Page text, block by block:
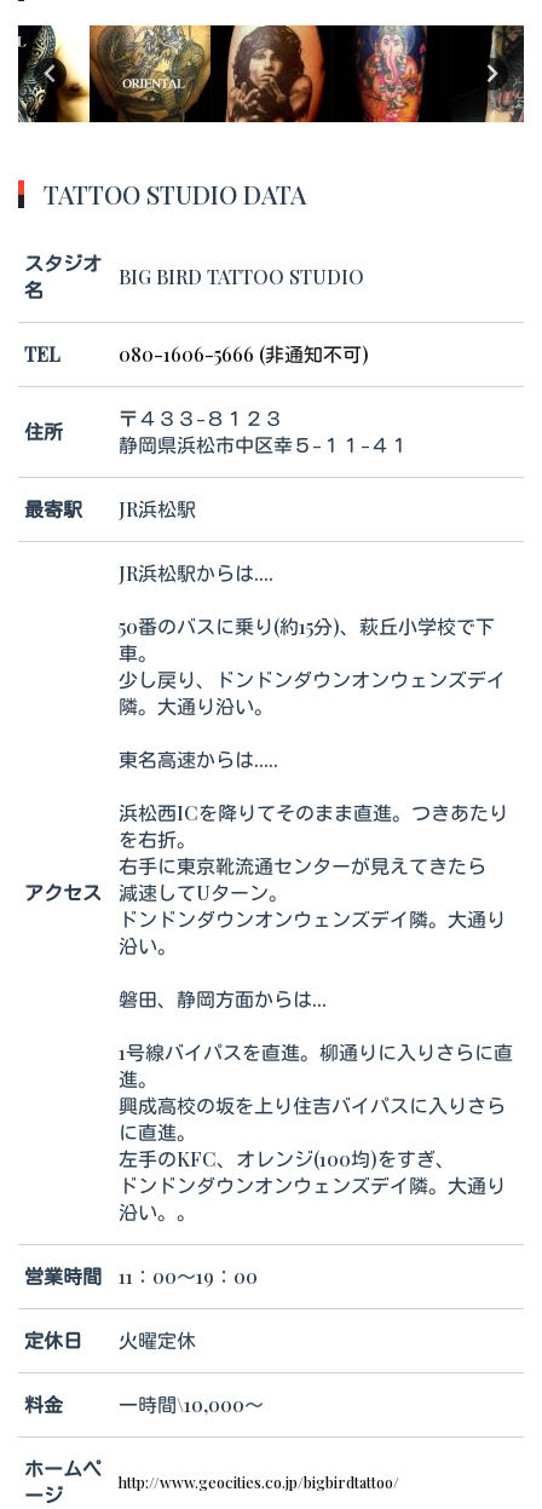
TATTOO STUDIO DATA
スタジオ
名
BIG BIRD TATTOO STUDIO
TEL 080-1606-5666 (非通知不可)
住所
〒４３３-８１２３
静岡県浜松市中区幸５-１１-４１
最寄駅 JR浜松駅
アクセス
JR浜松駅からは....
50番のバスに乗り(約15分)、萩丘小学校で下
車。
少し戻り、ドンドンダウンオンウェンズデイ
隣。大通り沿い。
東名高速からは.....
浜松西ICを降りてそのまま直進。つきあたり
を右折。
右手に東京靴流通センターが見えてきたら
減速してUターン。
ドンドンダウンオンウェンズデイ隣。大通り
沿い。
磐田、静岡方面からは...
1号線バイパスを直進。柳通りに入りさらに直
進。
興成高校の坂を上り住吉バイパスに入りさら
に直進。
左手のKFC、オレンジ(100均)をすぎ、
ドンドンダウンオンウェンズデイ隣。大通り
沿い。。
営業時間 11：00～19：00
定休日 火曜定休
料金 一時間\10,000～
ホームペ
ージ
http://www.geocities.co.jp/bigbirdtattoo/